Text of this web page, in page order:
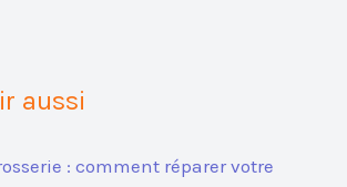
aussi
: comment réparer votre